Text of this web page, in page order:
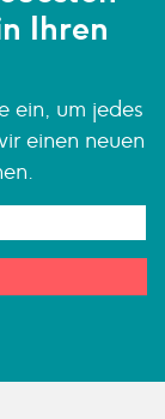
Ihren
ein, um jedes
einen neuen